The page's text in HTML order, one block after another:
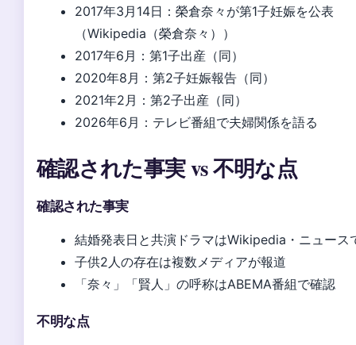
2017年3月14日 ：榮倉奈々が第1子妊娠を公表
（Wikipedia（榮倉奈々））
2017年6月 ：第1子出産（同）
2020年8月 ：第2子妊娠報告（同）
2021年2月 ：第2子出産（同）
2026年6月 ：テレビ番組で夫婦関係を語る
確認された事実 vs 不明な点
確認された事実
結婚発表日と共演ドラマはWikipedia・ニュース
子供2人の存在は複数メディアが報道
「奈々」「賢人」の呼称はABEMA番組で確認
不明な点